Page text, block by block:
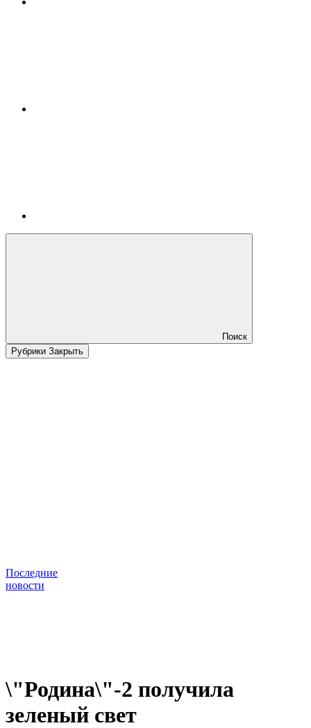
Поиск
Рубрики Закрыть
Последние
новости
\"Родина\"-2 получила
зеленый свет